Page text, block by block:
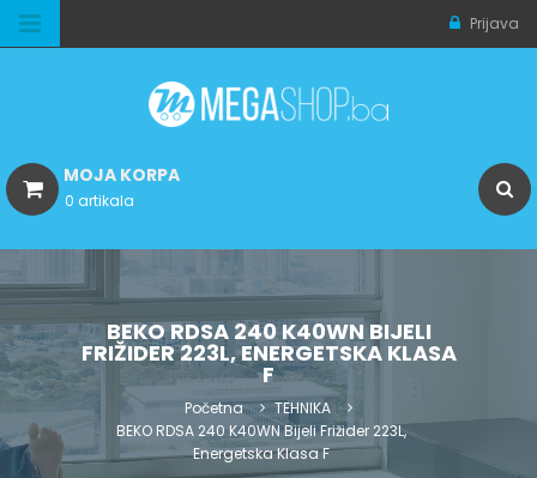
Prijava
MOJA KORPA
0 artikala
BEKO RDSA 240 K40WN BIJELI
FRIŽIDER 223L, ENERGETSKA KLASA
F
Početna
TEHNIKA
BEKO RDSA 240 K40WN Bijeli Frižider 223L,
Energetska Klasa F